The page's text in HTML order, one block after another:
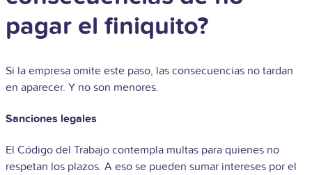
pagar el finiquito?
Si la empresa omite este paso, las consecuencias no tardan
en aparecer. Y no son menores.
Sanciones legales
El Código del Trabajo contempla multas para quienes no
respetan los plazos. A eso se pueden sumar intereses por el